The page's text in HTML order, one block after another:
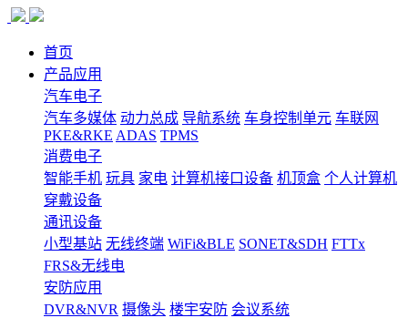
首页
产品应用
汽车电子
汽车多媒体 动力总成 导航系统 车身控制单元 车联网
PKE&RKE ADAS TPMS
消费电子
智能手机 玩具 家电 计算机接口设备 机顶盒 个人计算机
穿戴设备
通讯设备
小型基站 无线终端 WiFi&BLE SONET&SDH FTTx
FRS&无线电
安防应用
DVR&NVR 摄像头 楼宇安防 会议系统